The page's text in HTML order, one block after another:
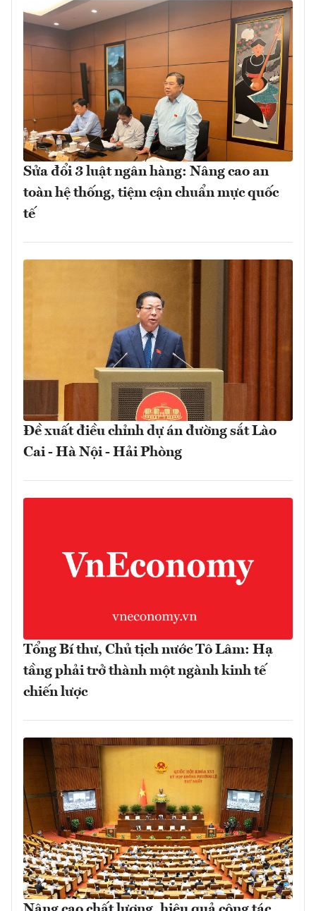
Sửa đổi 3 luật ngân hàng: Nâng cao an
toàn hệ thống, tiệm cận chuẩn mực quốc
tế
Đề xuất điều chỉnh dự án đường sắt Lào
Cai - Hà Nội - Hải Phòng
Tổng Bí thư, Chủ tịch nước Tô Lâm: Hạ
tầng phải trở thành một ngành kinh tế
chiến lược